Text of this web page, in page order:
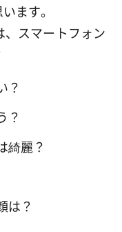
ます。
スマートフォン
？
？
綺麗？
は？